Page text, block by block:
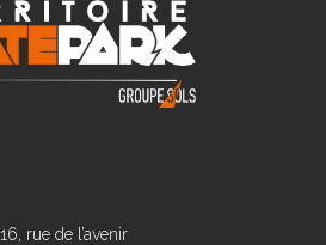
rue de l’avenir